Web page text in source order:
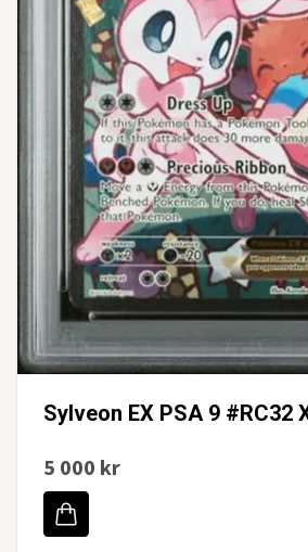
Sylveon EX PSA 9 #RC32
5 000 kr